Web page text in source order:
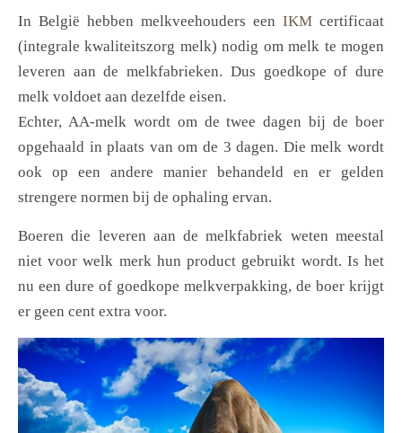
In België hebben melkveehouders een IKM certificaat
(integrale kwaliteitszorg melk) nodig om melk te mogen
leveren aan de melkfabrieken. Dus goedkope of dure
melk voldoet aan dezelfde eisen.
Echter, AA-melk wordt om de twee dagen bij de boer
opgehaald in plaats van om de 3 dagen. Die melk wordt
ook op een andere manier behandeld en er gelden
strengere normen bij de ophaling ervan.
Boeren die leveren aan de melkfabriek weten meestal
niet voor welk merk hun product gebruikt wordt. Is het
nu een dure of goedkope melkverpakking, de boer krijgt
er geen cent extra voor.